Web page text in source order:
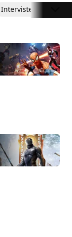
Interviste